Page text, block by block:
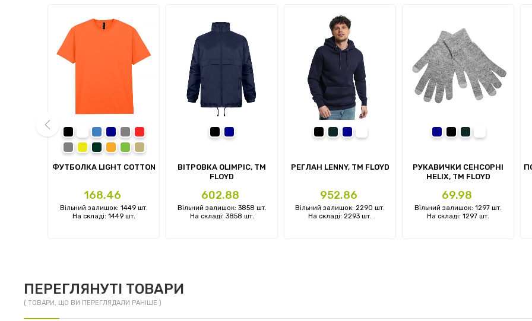
army green
ФУТБОЛКА LIGHT COTTON
Ціна
168.46
Вільний залишок: 1449 шт.
На складі: 1449 шт.
ВІТРОВКА OLIMPIC, TM
FLOYD
Ціна
602.88
Вільний залишок: 3858 шт.
На складі: 3858 шт.
РЕГЛАН LENNY, TM FLOYD
Ціна
952.86
Вільний залишок: 2290 шт.
На складі: 2293 шт.
РУКАВИЧКИ СЕНСОРНІ
HELIX, TM FLOYD
Ціна
69.98
Вільний залишок: 1297 шт.
На складі: 1297 шт.
ПЕРЕГЛЯНУТІ ТОВАРИ
( ТОВАРИ, ЩО ВИ ПЕРЕГЛЯДАЛИ РАНІШЕ )